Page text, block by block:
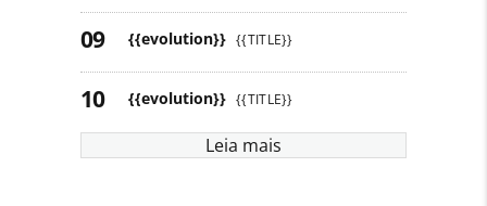
{{evolution}} {{TITLE}}
{{evolution}} {{TITLE}}
Leia mais